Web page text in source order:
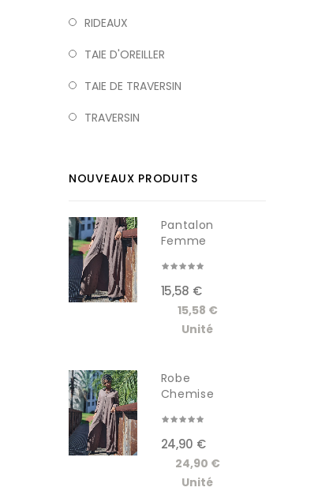
RIDEAUX
TAIE D'OREILLER
TAIE DE TRAVERSIN
TRAVERSIN
NOUVEAUX PRODUITS
Pantalon
Femme
15,58 €
15,58 €
Unité
Robe
Chemise
Femme...
24,90 €
24,90 €
Unité